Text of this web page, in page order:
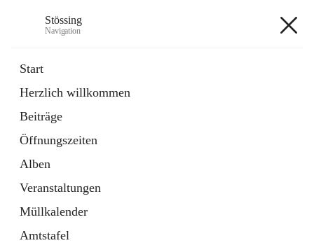
Stössing
Navigation
Start
Herzlich willkommen
Beiträge
Öffnungszeiten
Alben
Veranstaltungen
Müllkalender
Amtstafel
Datei
in
Tab
Kindergarten
öffnet
in
neuem
Tab